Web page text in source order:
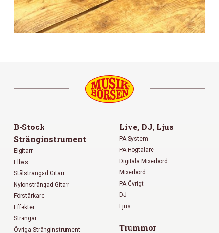
B-Stock
Stränginstrument
Elgitarr
Elbas
Stålsträngad Gitarr
Nylonsträngad Gitarr
Förstärkare
Effekter
Strängar
Övriga Stränginstrument
Live, DJ, Ljus
PA System
PA Högtalare
Digitala Mixerbord
Mixerbord
PA Övrigt
DJ
Ljus
Trummor